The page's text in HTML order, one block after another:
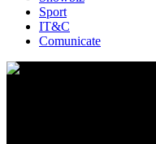
Sport
IT&C
Comunicate